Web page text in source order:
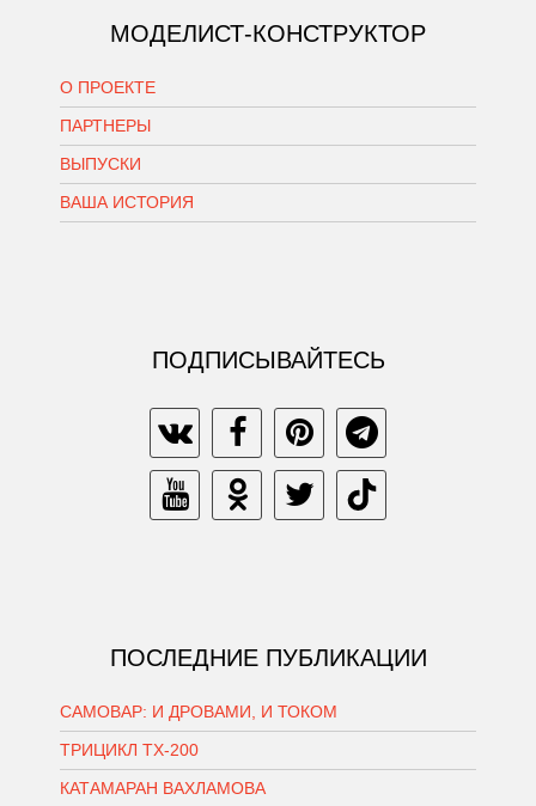
МОДЕЛИСТ-КОНСТРУКТОР
О ПРОЕКТЕ
ПАРТНЕРЫ
ВЫПУСКИ
ВАША ИСТОРИЯ
ПОДПИСЫВАЙТЕСЬ
ПОСЛЕДНИЕ ПУБЛИКАЦИИ
САМОВАР: И ДРОВАМИ, И ТОКОМ
ТРИЦИКЛ ТХ-200
КАТАМАРАН ВАХЛАМОВА